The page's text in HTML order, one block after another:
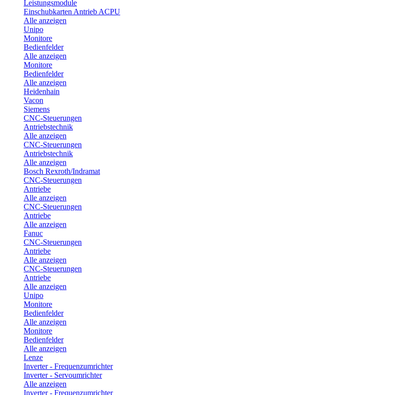
Leistungsmodule
Einschubkarten Antrieb ACPU
Alle anzeigen
Unipo
Monitore
Bedienfelder
Alle anzeigen
Monitore
Bedienfelder
Alle anzeigen
Heidenhain
Vacon
Siemens
CNC-Steuerungen
Antriebstechnik
Alle anzeigen
CNC-Steuerungen
Antriebstechnik
Alle anzeigen
Bosch Rexroth/Indramat
CNC-Steuerungen
Antriebe
Alle anzeigen
CNC-Steuerungen
Antriebe
Alle anzeigen
Fanuc
CNC-Steuerungen
Antriebe
Alle anzeigen
CNC-Steuerungen
Antriebe
Alle anzeigen
Unipo
Monitore
Bedienfelder
Alle anzeigen
Monitore
Bedienfelder
Alle anzeigen
Lenze
Inverter - Frequenzumrichter
Inverter - Servoumrichter
Alle anzeigen
Inverter - Frequenzumrichter